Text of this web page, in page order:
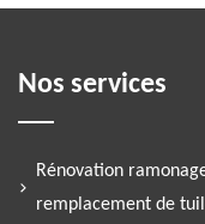
Nos services
Rénovation